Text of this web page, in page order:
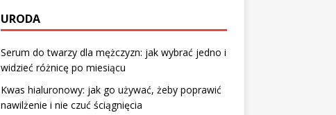
URODA
Serum do twarzy dla mężczyzn: jak wybrać jedno i
widzieć różnicę po miesiącu
Kwas hialuronowy: jak go używać, żeby poprawić
nawilżenie i nie czuć ściągnięcia